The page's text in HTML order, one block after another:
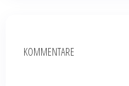
KOMMENTARE